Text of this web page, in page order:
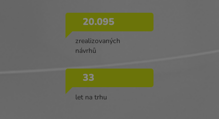
20.095
zrealizovaných
návrhů
33
let na trhu